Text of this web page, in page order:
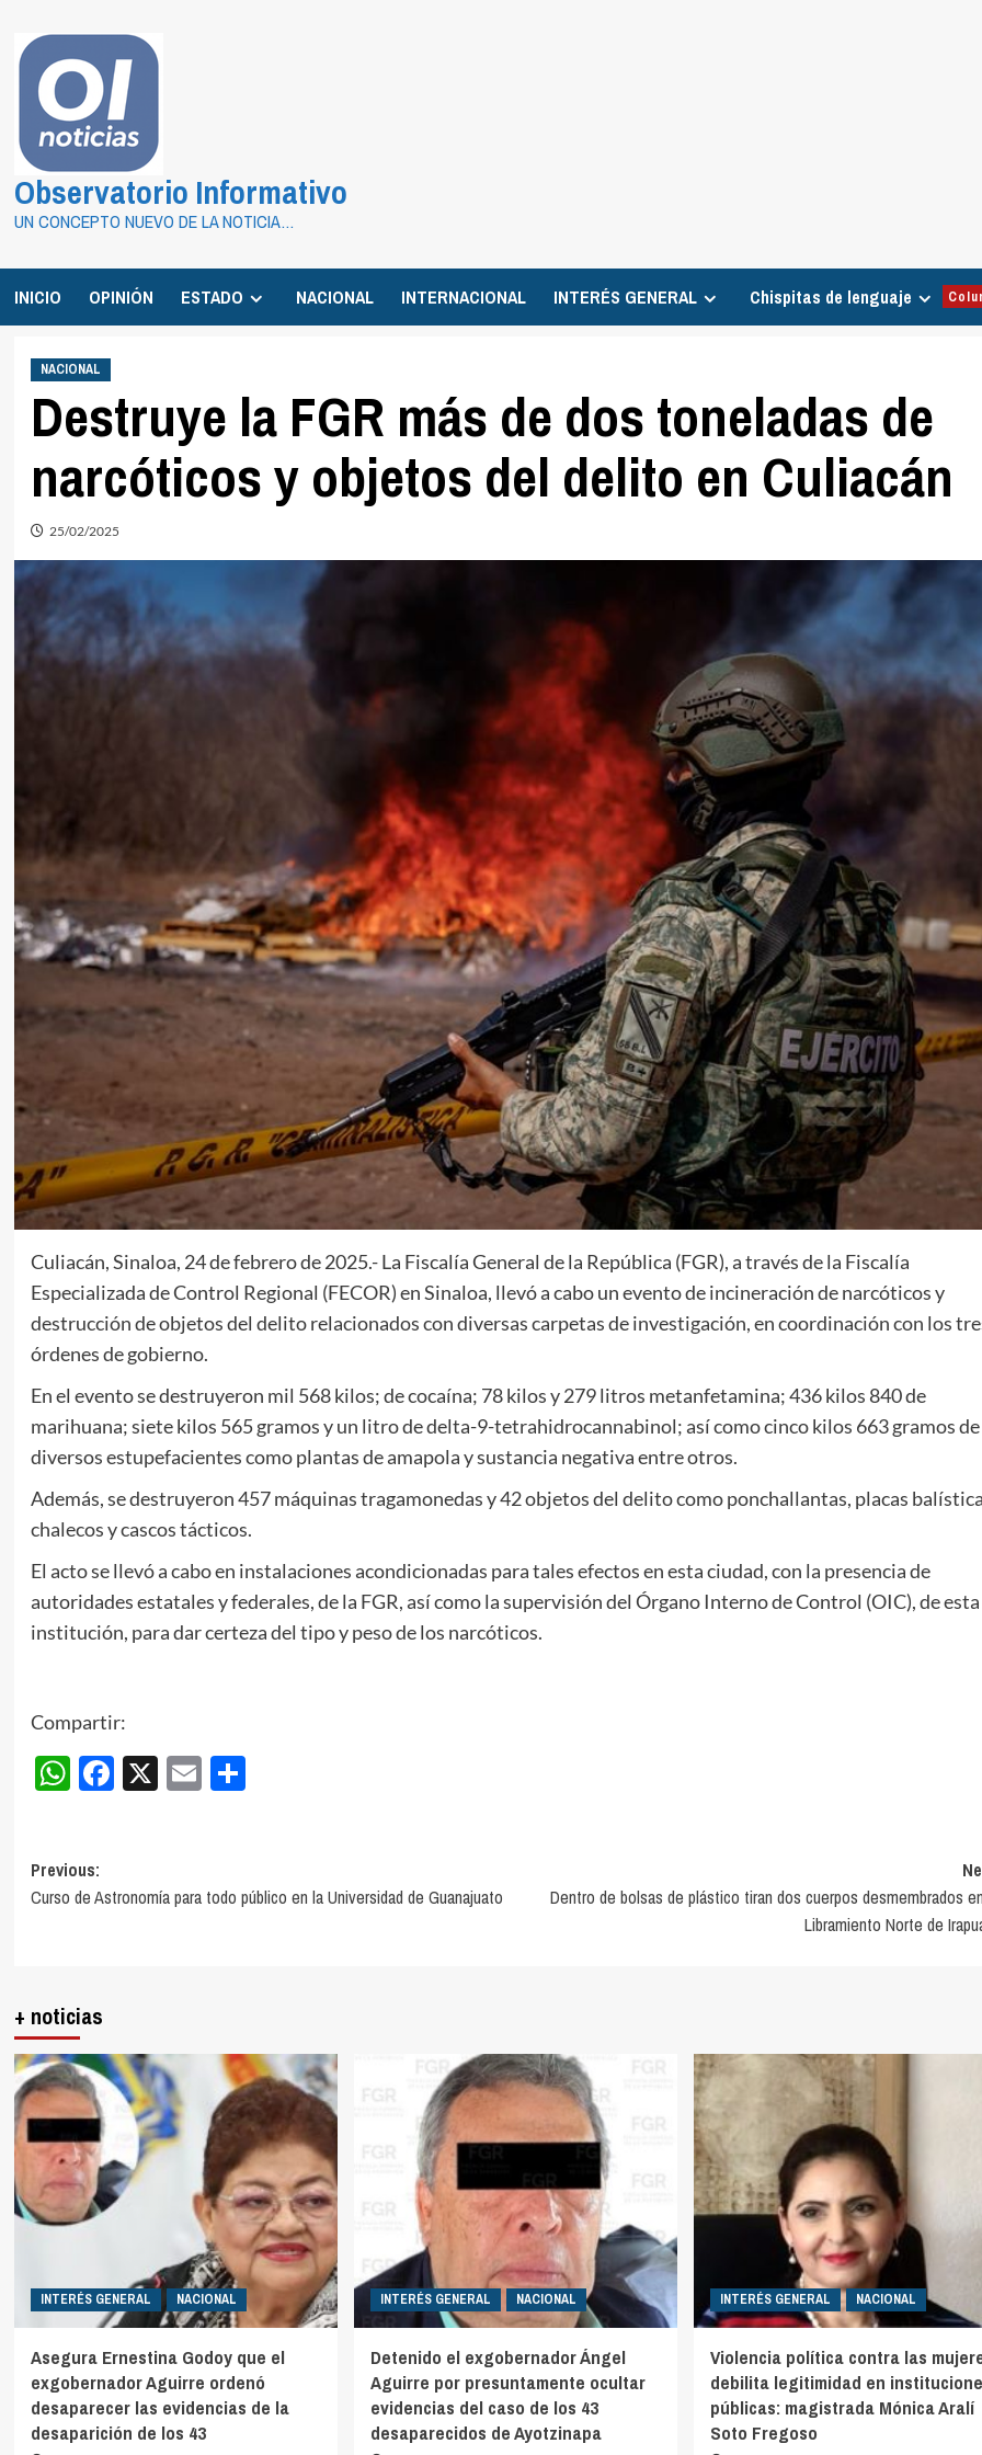
contenido
Observatorio Informativo
UN CONCEPTO NUEVO DE LA NOTICIA…
INICIO OPINIÓN ESTADO NACIONAL INTERNACIONAL INTERÉS GENERAL Chispitas de lenguaje
NACIONAL
Destruye la FGR más de dos toneladas de
narcóticos y objetos del delito en Culiacán
25/02/2025
Culiacán, Sinaloa, 24 de febrero de 2025.- La Fiscalía General de la República (FGR), a través de la Fiscalía
Especializada de Control Regional (FECOR) en Sinaloa, llevó a cabo un evento de incineración de narcóticos y
destrucción de objetos del delito relacionados con diversas carpetas de investigación, en coordinación con los
órdenes de gobierno.
En el evento se destruyeron mil 568 kilos; de cocaína; 78 kilos y 279 litros metanfetamina; 436 kilos 840 de
marihuana; siete kilos 565 gramos y un litro de delta-9-tetrahidrocannabinol; así como cinco kilos 663 gramos de
diversos estupefacientes como plantas de amapola y sustancia negativa entre otros.
Además, se destruyeron 457 máquinas tragamonedas y 42 objetos del delito como ponchallantas, placas
chalecos y cascos tácticos.
El acto se llevó a cabo en instalaciones acondicionadas para tales efectos en esta ciudad, con la presencia de
autoridades estatales y federales, de la FGR, así como la supervisión del Órgano Interno de Control (OIC), de esta
institución, para dar certeza del tipo y peso de los narcóticos.
Compartir:
WhatsApp
Facebook
X EmailCompartir
Post
navigation
Previous:
Curso de Astronomía para todo público en la Universidad de Guanajuato
Dentro de bolsas de plástico tiran dos cuerpos desmembrados
Libramiento Norte de
+ noticias
INTERÉS GENERAL NACIONAL
Asegura Ernestina Godoy que el
exgobernador Aguirre ordenó
desaparecer las evidencias de la
desaparición de los 43
INTERÉS GENERAL NACIONAL
Detenido el exgobernador Ángel
Aguirre por presuntamente ocultar
evidencias del caso de los 43
desaparecidos de Ayotzinapa
INTERÉS GENERAL NACIONAL
Violencia política contra las
debilita legitimidad en
públicas: magistrada Mónica Aralí
Soto Fregoso